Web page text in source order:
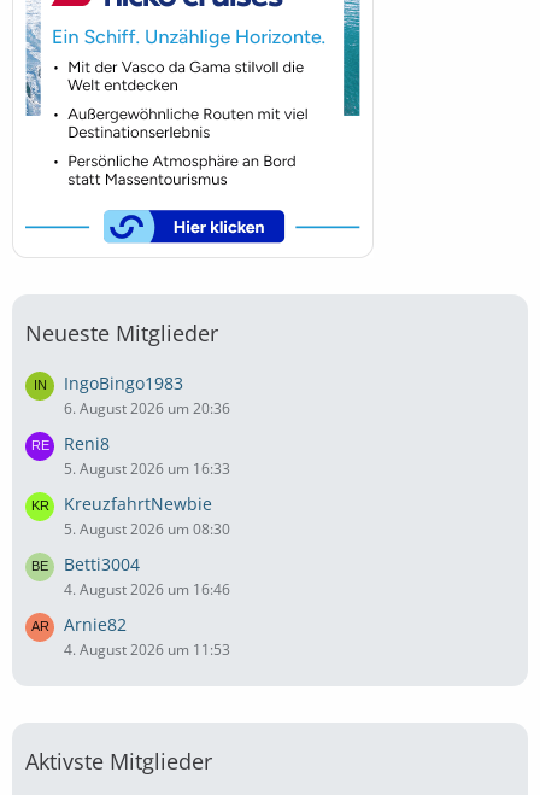
Neueste Mitglieder
IngoBingo1983
6. August 2026 um 20:36
Reni8
5. August 2026 um 16:33
KreuzfahrtNewbie
5. August 2026 um 08:30
Betti3004
4. August 2026 um 16:46
Arnie82
4. August 2026 um 11:53
Aktivste Mitglieder